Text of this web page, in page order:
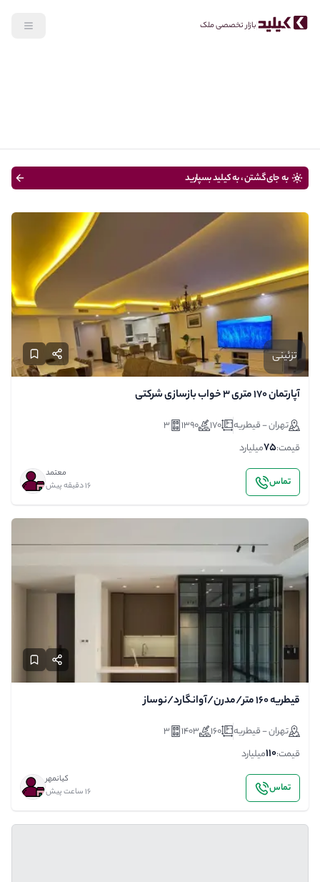
بازار تخصصی ملک جستجو
به جای گشتن ، به کیلید بسپارید
تزئینی
آپارتمان ۱۷۰ متری ۳ خواب بازسازی شرکتی
تهران - قیطریه 170
1390
3
قیمت:75میلیارد
تماس
معتمد
16 دقیقه پیش
قیطریه ۱۶۰ متر/مدرن/آوانگارد/نوساز
تهران - قیطریه 160
1403
3
قیمت:110میلیارد
تماس
کیانمهر
16 ساعت پیش